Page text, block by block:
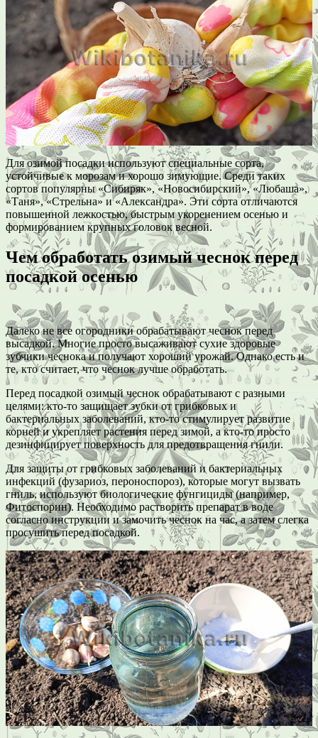
Для озимой посадки используют специальные сорта,
устойчивые к морозам и хорошо зимующие. Среди таких
сортов популярны «Сибиряк», «Новосибирский», «Любаша»,
«Таня», «Стрельна» и «Александра». Эти сорта отличаются
повышенной лежкостью, быстрым укоренением осенью и
формированием крупных головок весной.
Чем обработать озимый чеснок перед
посадкой осенью
Далеко не все огородники обрабатывают чеснок перед
высадкой. Многие просто высаживают сухие здоровые
зубчики чеснока и получают хороший урожай. Однако есть и
те, кто считает, что чеснок лучше обработать.
Перед посадкой озимый чеснок обрабатывают с разными
целями: кто-то защищает зубки от грибковых и
бактериальных заболеваний, кто-то стимулирует развитие
корней и укрепляет растения перед зимой, а кто-то просто
дезинфицирует поверхность для предотвращения гнили.
Для защиты от грибковых заболеваний и бактериальных
инфекций (фузариоз, пероноспороз), которые могут вызвать
гниль, используют биологические фунгициды (например,
Фитоспорин). Необходимо растворить препарат в воде
согласно инструкции и замочить чеснок на час, а затем слегка
просушить перед посадкой.